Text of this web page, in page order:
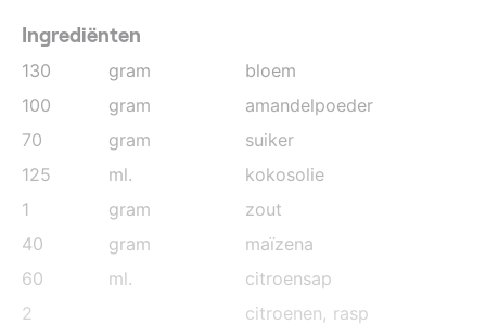
Ingrediënten
130 gram
bloem
100
gram
amandelpoeder
70
gram
suiker
125
ml.
kokosolie
1
gram
zout
40
gram
maïzena
60
ml.
citroensap
2
citroenen, rasp